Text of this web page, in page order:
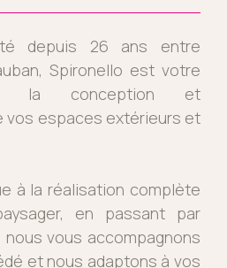
depuis 26 ans entre
Spironello est votre
la conception et
vos espaces extérieurs et
à la réalisation complète
en passant par
nous vous accompagnons
et nous adaptons à vos